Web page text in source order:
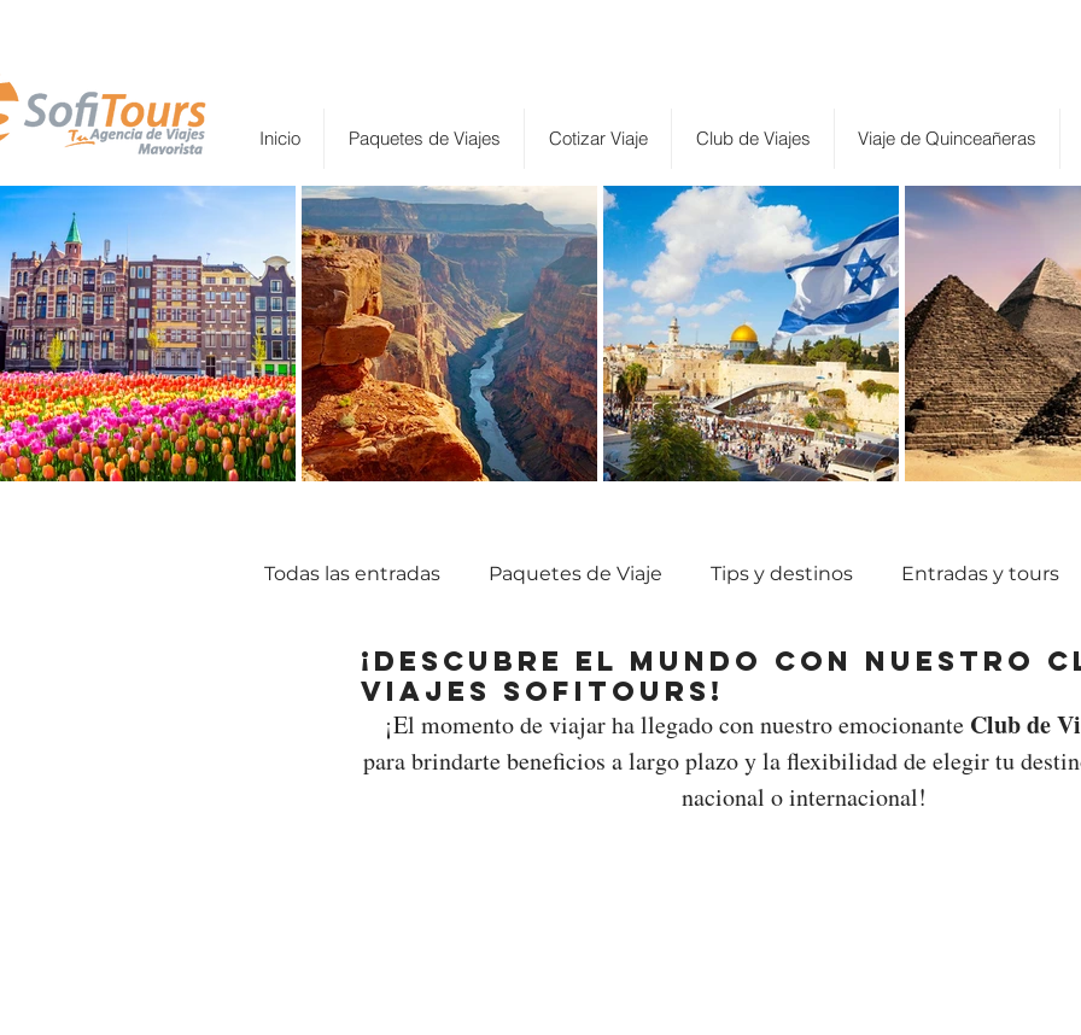
Inicio Paquetes de Viajes Cotizar Viaje Club de Viajes Viaje de Quinceañeras
Todas las entradas Paquetes de Viaje Tips y destinos Entradas y tours
OFERTAS¡Descubre el mundo con nuestro
Viajes Sofitours!
¡El momento de viajar ha llegado con nuestro emocionante Club de
para brindarte beneficios a largo plazo y la flexibilidad de elegir tu
nacional o internacional!